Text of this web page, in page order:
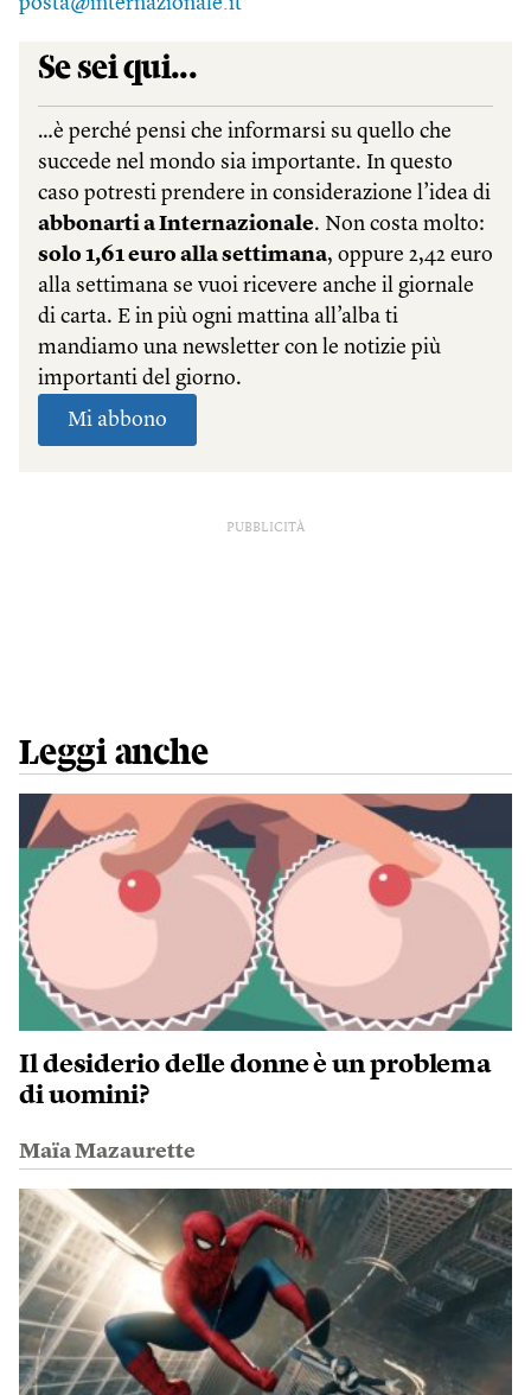
PUBBLICITÀ
Leggi anche
Il desiderio delle donne è un problema
di uomini?
Maïa Mazaurette